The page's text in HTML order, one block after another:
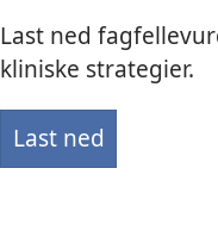
Last ned
kliniske strategier.
Last ned